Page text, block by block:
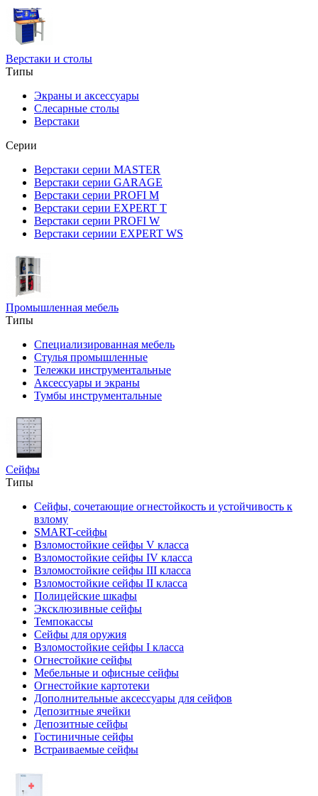
Верстаки и столы
Типы
Экраны и аксессуары
Слесарные столы
Верстаки
Серии
Верстаки серии MASTER
Верстаки серии GARAGE
Верстаки серии PROFI M
Верстаки серии EXPERT T
Верстаки серии PROFI W
Верстаки сериии EXPERT WS
Промышленная мебель
Типы
Специализированная мебель
Стулья промышленные
Тележки инструментальные
Аксессуары и экраны
Тумбы инструментальные
Сейфы
Типы
Сейфы, сочетающие огнестойкость и устойчивость к
взлому
SMART-сейфы
Взломостойкие сейфы V класса
Взломостойкие сейфы IV класса
Взломостойкие сейфы III класса
Взломостойкие сейфы II класса
Полицейские шкафы
Эксклюзивные сейфы
Темпокассы
Сейфы для оружия
Взломостойкие сейфы I класса
Огнестойкие сейфы
Мебельные и офисные сейфы
Огнестойкие картотеки
Дополнительные аксессуары для сейфов
Депозитные ячейки
Депозитные сейфы
Гостиничные сейфы
Встраиваемые сейфы